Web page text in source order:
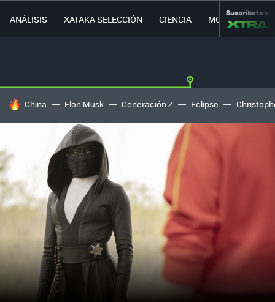
ANÁLISIS XATAKA SELECCIÓN CIENCIA MOVILIDAD
Suscríbete a
HOY SE HABLA DE
China Elon Musk Generación Z Eclipse